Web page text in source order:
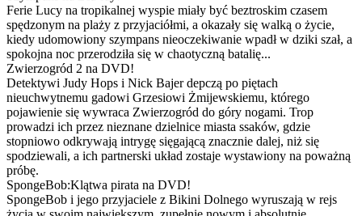
Ferie Lucy na tropikalnej wyspie miały być beztroskim czasem
spędzonym na plaży z przyjaciółmi, a okazały się walką o życie,
kiedy udomowiony szympans nieoczekiwanie wpadł w dziki szał, a
spokojna noc przerodziła się w chaotyczną batalię...
Zwierzogród 2 na DVD!
Detektywi Judy Hops i Nick Bajer depczą po piętach
nieuchwytnemu gadowi Grzesiowi Żmijewskiemu, którego
pojawienie się wywraca Zwierzogród do góry nogami. Trop
prowadzi ich przez nieznane dzielnice miasta ssaków, gdzie
stopniowo odkrywają intrygę sięgającą znacznie dalej, niż się
spodziewali, a ich partnerski układ zostaje wystawiony na poważną
próbę.
SpongeBob:Klątwa pirata na DVD!
SpongeBob i jego przyjaciele z Bikini Dolnego wyruszają w rejs